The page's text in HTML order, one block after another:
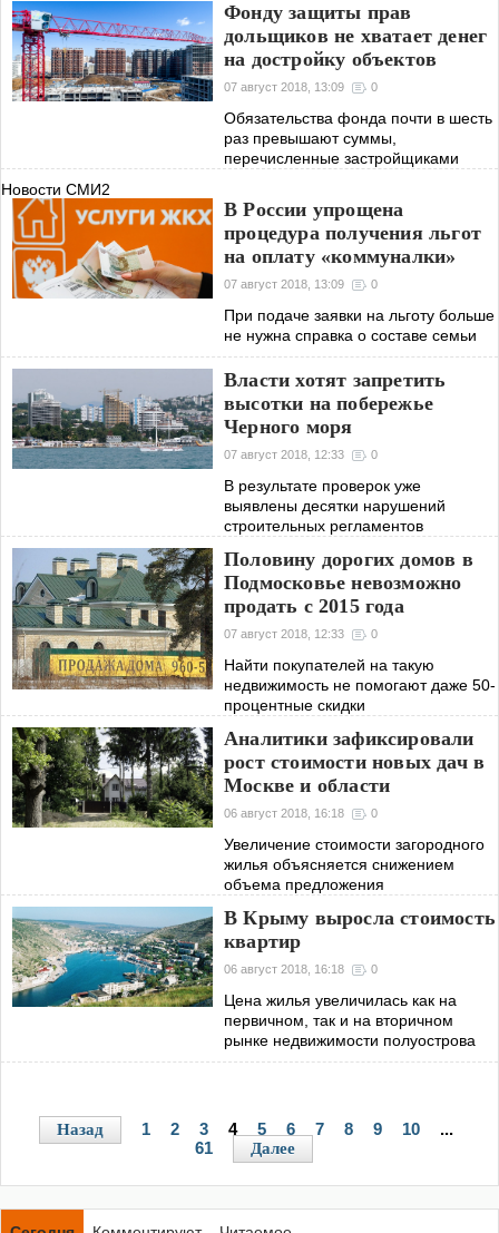
Фонду защиты прав
дольщиков не хватает денег
на достройку объектов
07 август 2018, 13:09 0
Обязательства фонда почти в шесть
раз превышают суммы,
перечисленные застройщиками
Новости СМИ2
В России упрощена
процедура получения льгот
на оплату «коммуналки»
07 август 2018, 13:09 0
При подаче заявки на льготу больше
не нужна справка о составе семьи
Власти хотят запретить
высотки на побережье
Черного моря
07 август 2018, 12:33 0
В результате проверок уже
выявлены десятки нарушений
строительных регламентов
Половину дорогих домов в
Подмосковье невозможно
продать с 2015 года
07 август 2018, 12:33 0
Найти покупателей на такую
недвижимость не помогают даже 50-
процентные скидки
Аналитики зафиксировали
рост стоимости новых дач в
Москве и области
06 август 2018, 16:18 0
Увеличение стоимости загородного
жилья объясняется снижением
объема предложения
В Крыму выросла стоимость
квартир
06 август 2018, 16:18 0
Цена жилья увеличилась как на
первичном, так и на вторичном
рынке недвижимости полуострова
Назад 1 2 3 4 5 6 7 8 9 10
...
61
Далее